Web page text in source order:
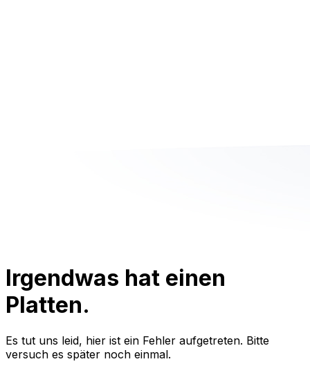
Irgendwas hat einen
Platten.
Es tut uns leid, hier ist ein Fehler aufgetreten. Bitte
versuch es später noch einmal.